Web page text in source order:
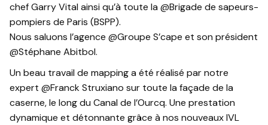
chef Garry Vital ainsi qu’à toute la @Brigade de sapeurs-
pompiers de Paris (BSPP).
Nous saluons l’agence @Groupe S’cape et son président
@Stéphane Abitbol.
Un beau travail de mapping a été réalisé par notre
expert @Franck Struxiano sur toute la façade de la
caserne, le long du Canal de l’Ourcq. Une prestation
dynamique et détonnante grâce à nos nouveaux IVL